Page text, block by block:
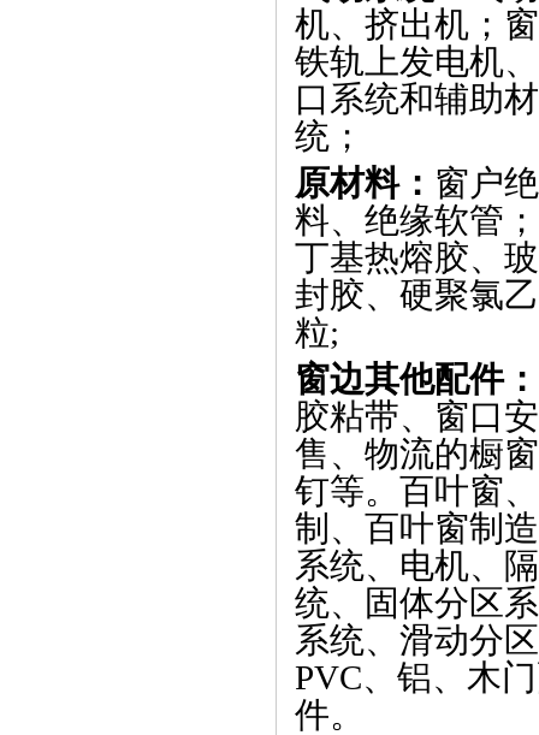
机、挤出机；
铁轨上发电机
口系统和辅助
统；
原材料： 窗户
料、绝缘软管
丁基热熔胶、
封胶、硬聚氯
粒;
窗边其他配件：
胶粘带、窗口
售、物流的橱
钉等。百叶窗
制、百叶窗制
系统、电机、
统、固体分区
系统、滑动分
PVC、铝、木
件。